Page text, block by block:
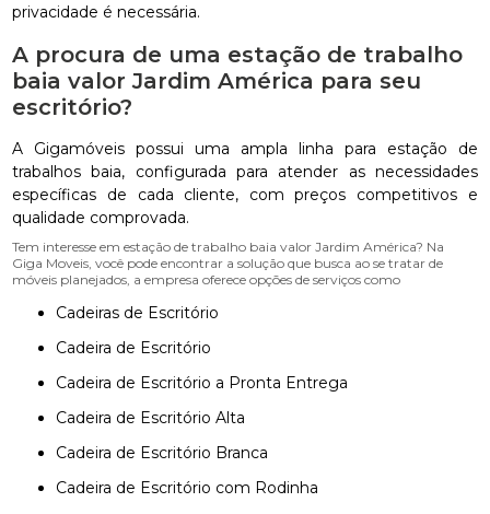
privacidade é necessária.
A procura de uma estação de trabalho
baia valor Jardim América para seu
escritório?
A Gigamóveis possui uma ampla linha para estação de
trabalhos baia, configurada para atender as necessidades
específicas de cada cliente, com preços competitivos e
qualidade comprovada.
Tem interesse em estação de trabalho baia valor Jardim América? Na
Giga Moveis, você pode encontrar a solução que busca ao se tratar de
móveis planejados, a empresa oferece opções de serviços como
Cadeiras de Escritório
Cadeira de Escritório
Cadeira de Escritório a Pronta Entrega
Cadeira de Escritório Alta
Cadeira de Escritório Branca
Cadeira de Escritório com Rodinha